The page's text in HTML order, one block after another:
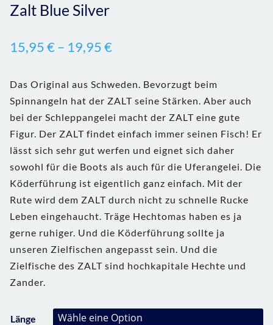
Zalt Blue Silver
15,95€– 19,95€
Das Original aus Schweden. Bevorzugt beim
Spinnangeln hat der ZALT seine Stärken. Aber auch
bei der Schleppangelei macht der ZALT eine gute
Figur. Der ZALT findet einfach immer seinen Fisch! Er
lässt sich sehr gut werfen und eignet sich daher
sowohl für die Boots als auch für die Uferangelei. Die
Köderführung ist eigentlich ganz einfach. Mit der
Rute wird dem ZALT durch nicht zu schnelle Rucke
Leben eingehaucht. Träge Hechtomas haben es ja
gerne ruhiger. Und die Köderführung sollte ja
unseren Zielfischen angepasst sein. Und die
Zielfische des ZALT sind hochkapitale Hechte und
Zander.
Länge